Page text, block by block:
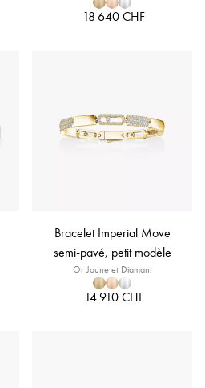
18 640 CHF
Bracelet Imperial Move
semi-pavé, petit modèle
Or Jaune et Diamant
14 910 CHF